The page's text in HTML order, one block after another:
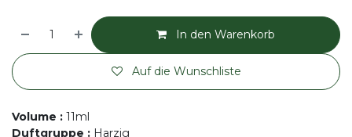
In den Warenkorb
Auf die Wunschliste
Volume : 11ml
Duftgruppe : Harzig